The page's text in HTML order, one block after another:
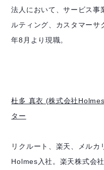
法人において、サービス事
ルティング、カスタマー
年8月より現職。
杜多 真衣 (株式会社
ター
リクルート、楽天、メル
Holmes入社。楽天株式会